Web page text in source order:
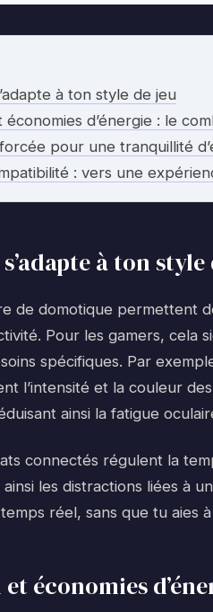
à ton style de jeu
d’énergie : le
pour une tranquillité
: vers une
à ton style
de domotique permettent
Pour les gamers, cela
spécifiques. Par
l’intensité et la couleur
ainsi la fatigue
connectés régulent la
les distractions liées à
réel, sans que tu aies
économies